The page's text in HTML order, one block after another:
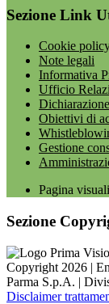
Sezione Link
Cookie
Note legali
Informativa
Ufficio
Obiettivi di
Gestione
Pagina
Sezione
Copyright 2026 |
Parma S.p.A. |
Disclaimer